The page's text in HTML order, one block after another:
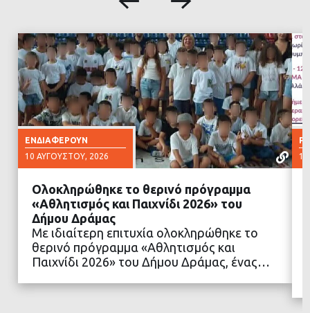
ΕΝΔΙΑΦΈΡΟΥΝ
10 ΑΥΓΟΎΣΤΟΥ, 2026
ΔΙΑΒΑΣΤΕ ΠΕΡΙΣΣΟΤΕΡΑ
Ολοκληρώθηκε το θερινό πρόγραμμα
«Αθλητισμός και Παιχνίδι 2026» του
Δήμου Δράμας
Με ιδιαίτερη επιτυχία ολοκληρώθηκε το
θερινό πρόγραμμα «Αθλητισμός και
Παιχνίδι 2026» του Δήμου Δράμας, ένας…